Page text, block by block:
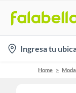
location-
icon
Ingresa tu
Home